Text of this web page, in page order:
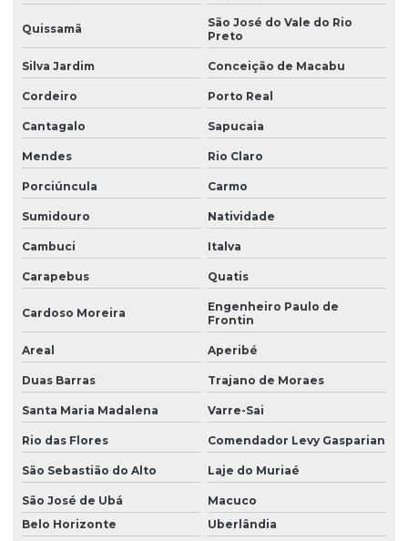
Filtro para remover turbidez
Filtro residencial para água com ferro preço
Filtro para residências
Filtro com retrolavagem
Filtro de sólidos para residência
Filtro para tratamento de água
Filtro para tratamento de água contaminada por nitrato
Filtro para tratamento de água com ferro e manganês
Filtro para tratamento de ferro e manganês
Filtro de turbidez para indústria
Filtros de água para remoção de turbidez
Filtros desferrizadores
Fornecedor de filtro abrandador
Fornecedor de filtro abrandador industrial
Quissamã
São José do Vale do Rio
Preto
Silva Jardim Conceição de Macabu
Cordeiro Porto Real
Cantagalo Sapucaia
Mendes Rio Claro
Porciúncula Carmo
Sumidouro Natividade
Cambuci Italva
Carapebus Quatis
Cardoso Moreira
Engenheiro Paulo de
Frontin
Areal Aperibé
Duas Barras Trajano de Moraes
Santa Maria Madalena Varre-Sai
Rio das Flores Comendador Levy Gasparian
São Sebastião do Alto Laje do Muriaé
São José de Ubá
Macuco
Belo Horizonte
Uberlândia